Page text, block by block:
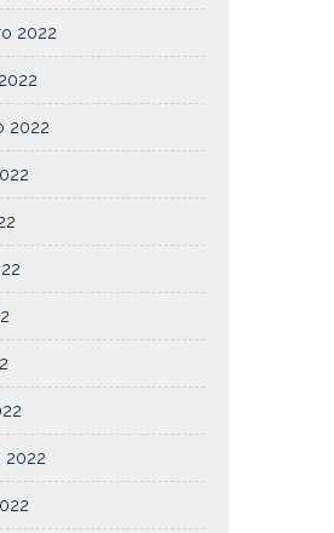
2022
2022
2022